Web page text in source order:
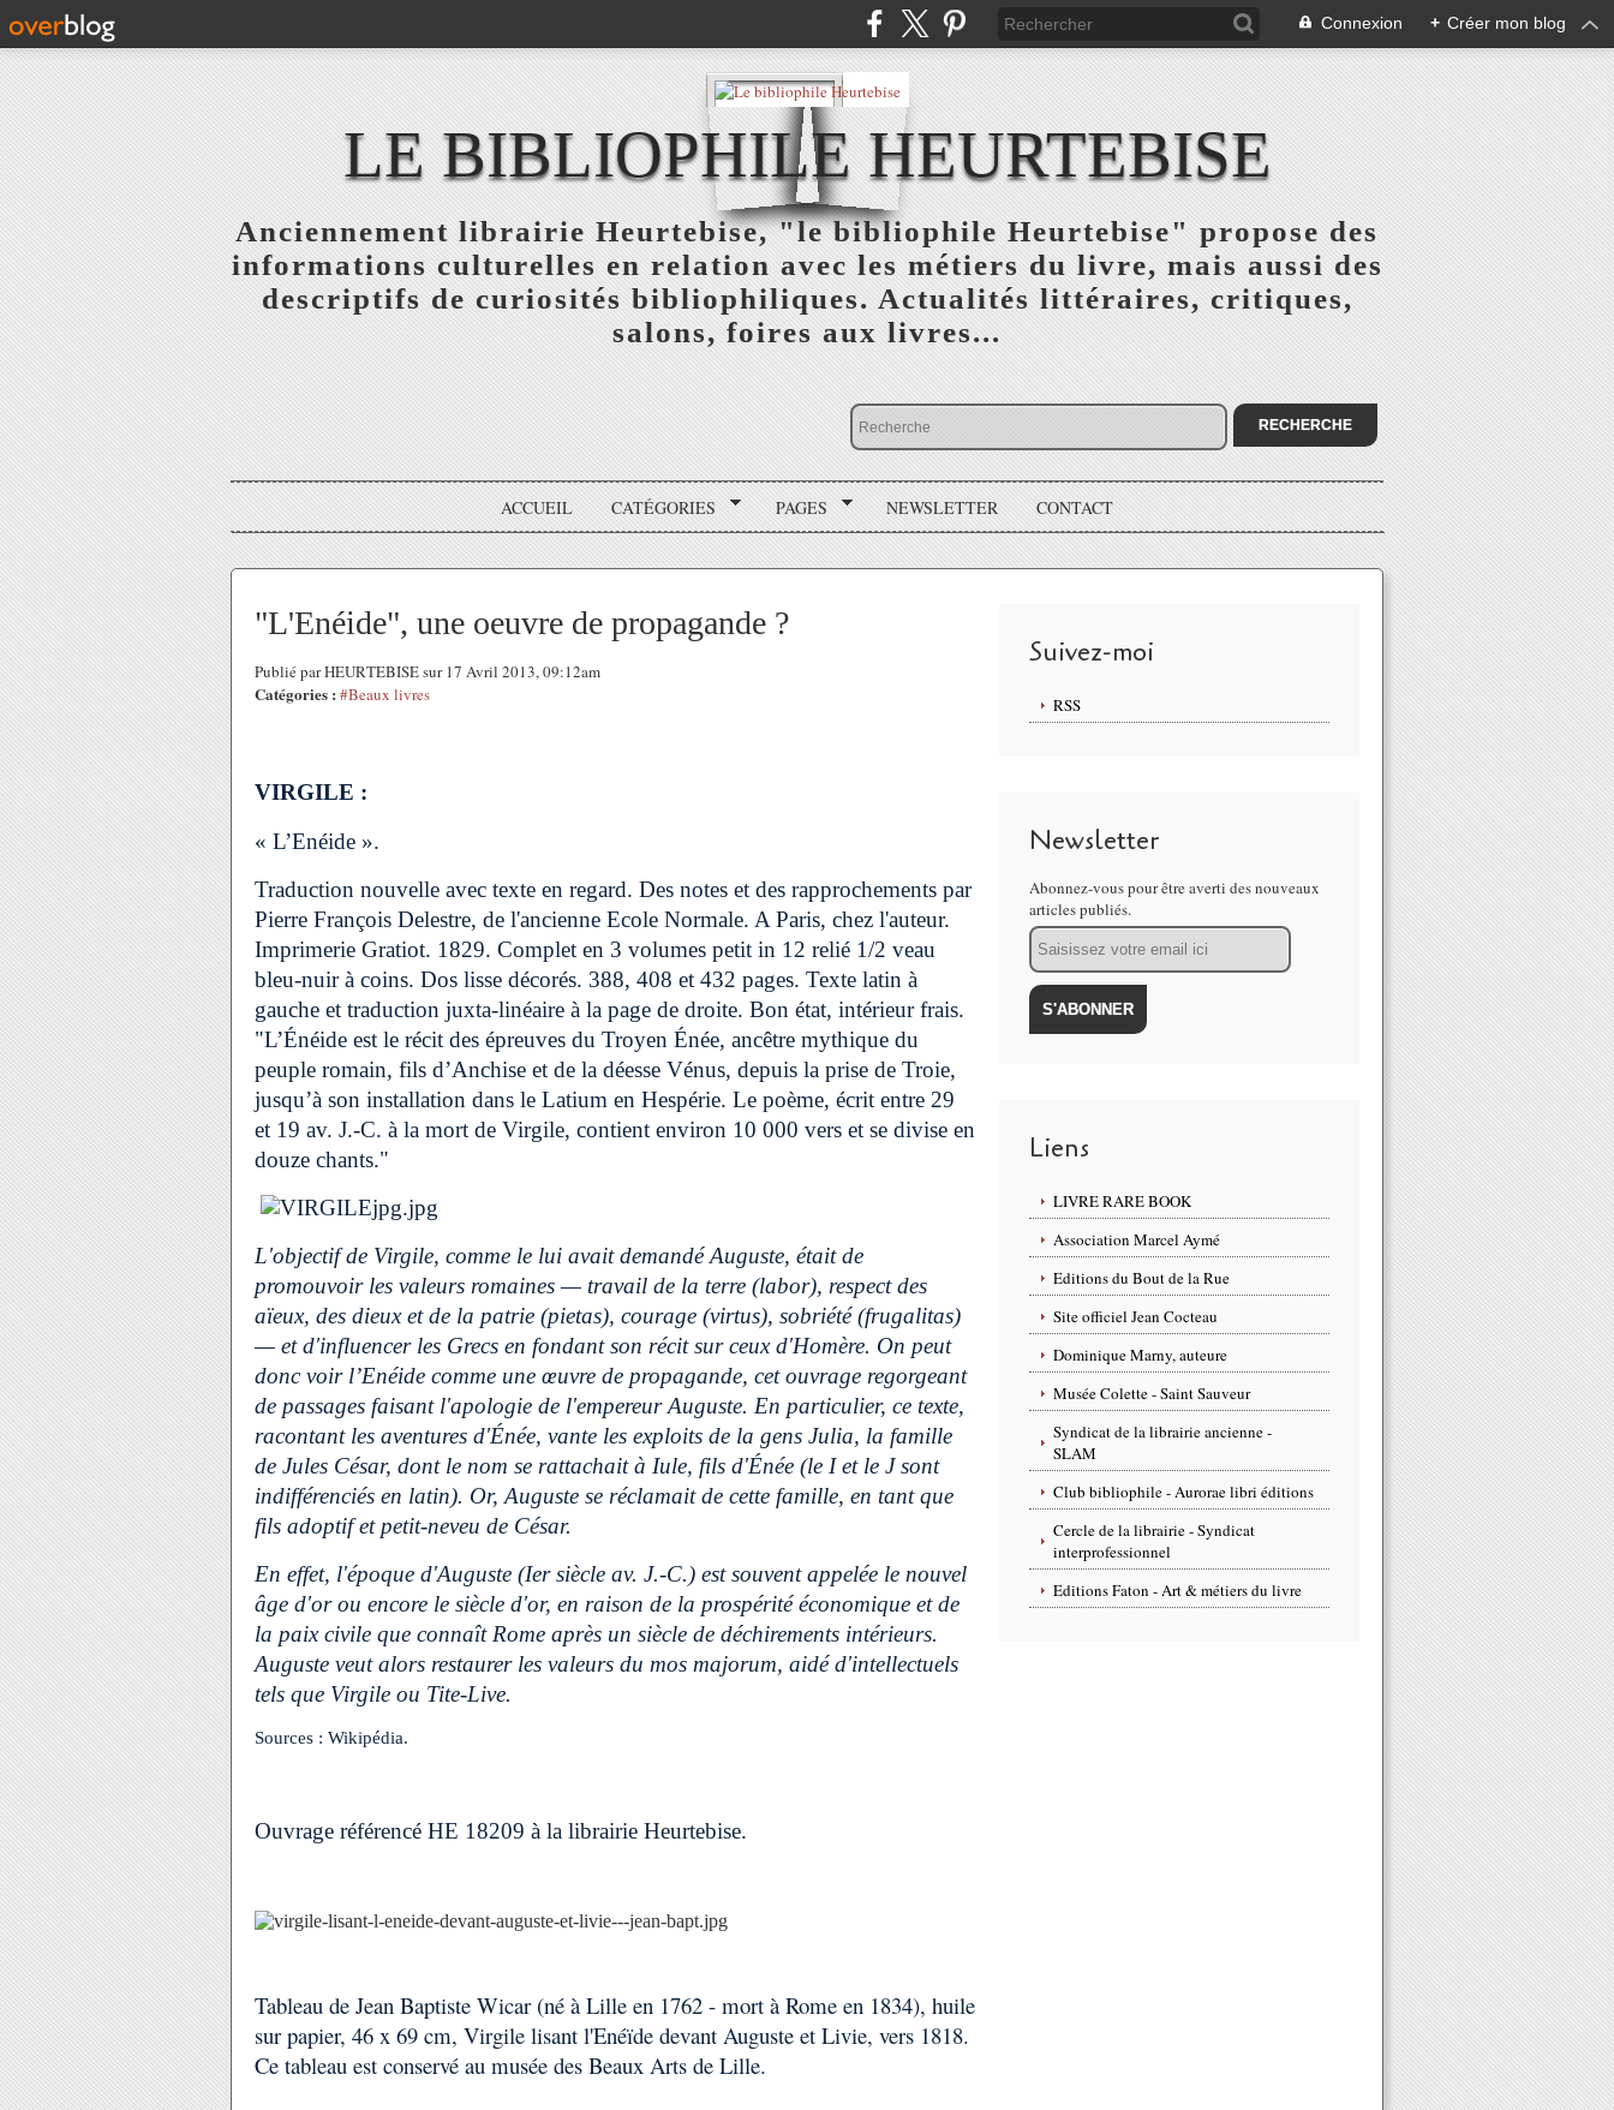
Connexion + Créer mon blog
LE BIBLIOPHILE HEURTEBISE
Anciennement librairie Heurtebise, "le bibliophile Heurtebise" propose des
informations culturelles en relation avec les métiers du livre, mais aussi des
descriptifs de curiosités bibliophiliques. Actualités littéraires, critiques,
salons, foires aux livres...
ACCUEIL CATÉGORIES PAGES NEWSLETTER CONTACT
"L'Enéide", une oeuvre de propagande ?
Publié par HEURTEBISE sur 17 Avril 2013, 09:12am
Catégories : #Beaux livres
VIRGILE :
« L’Enéide ».
Traduction nouvelle avec texte en regard. Des notes et des rapprochements par
Pierre François Delestre, de l'ancienne Ecole Normale. A Paris, chez l'auteur.
Imprimerie Gratiot. 1829. Complet en 3 volumes petit in 12 relié 1/2 veau
bleu-nuir à coins. Dos lisse décorés. 388, 408 et 432 pages. Texte latin à
gauche et traduction juxta-linéaire à la page de droite. Bon état, intérieur frais.
"L’Énéide est le récit des épreuves du Troyen Énée, ancêtre mythique du
peuple romain, fils d’Anchise et de la déesse Vénus, depuis la prise de Troie,
jusqu’à son installation dans le Latium en Hespérie. Le poème, écrit entre 29
et 19 av. J.-C. à la mort de Virgile, contient environ 10 000 vers et se divise en
douze chants."
L'objectif de Virgile, comme le lui avait demandé Auguste, était de
promouvoir les valeurs romaines — travail de la terre (labor), respect des
aïeux, des dieux et de la patrie (pietas), courage (virtus), sobriété (frugalitas)
— et d'influencer les Grecs en fondant son récit sur ceux d'Homère. On peut
donc voir l’Enéide comme une œuvre de propagande, cet ouvrage regorgeant
de passages faisant l'apologie de l'empereur Auguste. En particulier, ce texte,
racontant les aventures d'Énée, vante les exploits de la gens Julia, la famille
de Jules César, dont le nom se rattachait à Iule, fils d'Énée (le I et le J sont
indifférenciés en latin). Or, Auguste se réclamait de cette famille, en tant que
fils adoptif et petit-neveu de César.
En effet, l'époque d'Auguste (Ier siècle av. J.-C.) est souvent appelée le nouvel
âge d'or ou encore le siècle d'or, en raison de la prospérité économique et de
la paix civile que connaît Rome après un siècle de déchirements intérieurs.
Auguste veut alors restaurer les valeurs du mos majorum, aidé d'intellectuels
tels que Virgile ou Tite-Live.
Sources : Wikipédia.
Ouvrage référencé HE 18209 à la librairie Heurtebise.
Tableau de Jean Baptiste Wicar (né à Lille en 1762 - mort à Rome en 1834), huile
sur papier, 46 x 69 cm, Virgile lisant l'Enéïde devant Auguste et Livie, vers 1818.
Ce tableau est conservé au musée des Beaux Arts de Lille.
Suivez-moi
RSS
Newsletter
Abonnez-vous pour être averti des nouveaux
articles publiés.
Email
Liens
LIVRE RARE BOOK
Association Marcel Aymé
Editions du Bout de la Rue
Site officiel Jean Cocteau
Dominique Marny, auteure
Musée Colette - Saint Sauveur
Syndicat de la librairie ancienne -
SLAM
Club bibliophile - Aurorae libri éditions
Cercle de la librairie - Syndicat
interprofessionnel
Editions Faton - Art & métiers du livre